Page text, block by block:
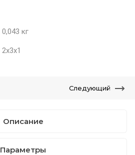
0,043 кг
2x3x1
Следующий
Описание
Параметры